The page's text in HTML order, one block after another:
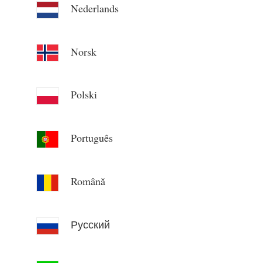
Nederlands
Norsk
Polski
Português
Română
Русский